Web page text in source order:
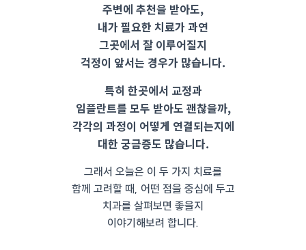
주변에 추천을 받아도,
내가 필요한 치료가 과연
그곳에서 잘 이루어질지
걱정이 앞서는 경우가 많습니다.
특히 한곳에서 교정과
임플란트를 모두 받아도 괜찮을까,
각각의 과정이 어떻게 연결되는지에
대한 궁금증도 많습니다.
그래서 오늘은 이 두 가지 치료를
함께 고려할 때, 어떤 점을 중심에 두고
치과를 살펴보면 좋을지
이야기해보려 합니다.